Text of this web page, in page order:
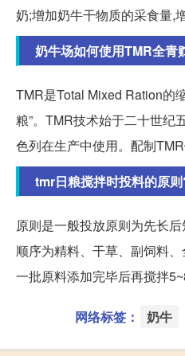
奶;增加奶牛干物质的采食量,
奶牛场如何使用TMR全青
TMR是Total Mixed Ration的
粮”。TMR技术始于二十世纪
色列在生产中使用。配制
tmr日粮搅拌时投料的原
原则是一般投放原则为先长
顺序为精料、干草、副饲料
一批原料添加完毕后再搅拌
网络标签： 奶牛